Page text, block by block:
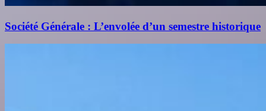
Société Générale : L’envolée d’un semestre historique